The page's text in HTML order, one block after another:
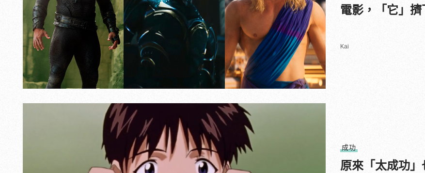
電影，「它」擠
Kai
成功
原來「太成功